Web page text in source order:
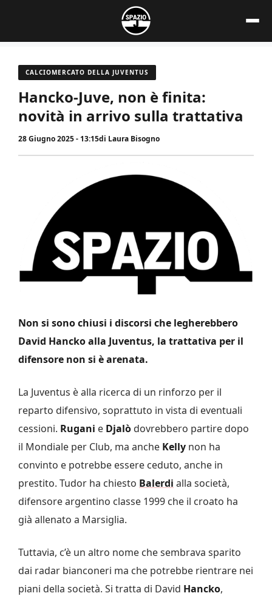
contenuto
CALCIOMERCATO DELLA JUVENTUS
Hancko-Juve, non è finita:
novità in arrivo sulla trattativa
28 Giugno 2025 - 13:15di Laura Bisogno
Non si sono chiusi i discorsi che legherebbero
David Hancko alla Juventus, la trattativa per il
difensore non si è arenata.
La Juventus è alla ricerca di un rinforzo per il
reparto difensivo, soprattuto in vista di eventuali
cessioni. Rugani e Djalò dovrebbero partire dopo
il Mondiale per Club, ma anche Kelly non ha
convinto e potrebbe essere ceduto, anche in
prestito. Tudor ha chiesto Balerdi alla società,
difensore argentino classe 1999 che il croato ha
già allenato a Marsiglia.
Tuttavia, c’è un altro nome che sembrava sparito
dai radar bianconeri ma che potrebbe rientrare nei
piani della società. Si tratta di David Hancko,